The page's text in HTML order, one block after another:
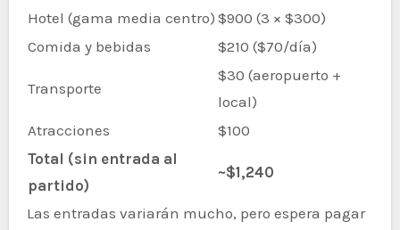
Hotel (gama media centro) $900 (3 × $300)
Comida y bebidas
$210 ($70/día)
Transporte
$30 (aeropuerto +
local)
Atracciones
$100
Total (sin entrada al
partido)
~$1,240
Las entradas variarán mucho, pero espera pagar